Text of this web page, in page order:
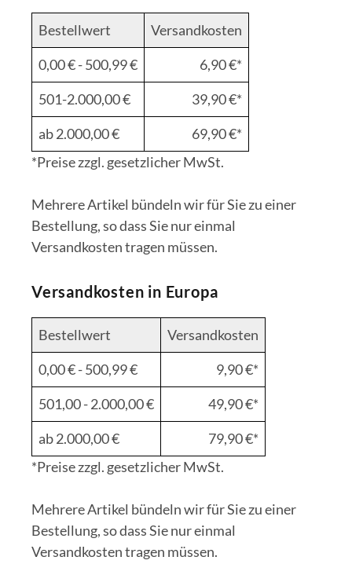
Bestellwert
Versandkosten
0,00 € - 500,99 €
6,90 €*
501-2.000,00 €
39,90 €*
ab 2.000,00 €
69,90 €*
*Preise zzgl. gesetzlicher MwSt.
Mehrere Artikel bündeln wir für Sie zu einer
Bestellung, so dass Sie nur einmal
Versandkosten tragen müssen.
Versandkosten in Europa
Bestellwert
Versandkosten
0,00 € - 500,99 €
9,90 €*
501,00 - 2.000,00 €
49,90 €*
ab 2.000,00 €
79,90 €*
*Preise zzgl. gesetzlicher MwSt.
Mehrere Artikel bündeln wir für Sie zu einer
Bestellung, so dass Sie nur einmal
Versandkosten tragen müssen.